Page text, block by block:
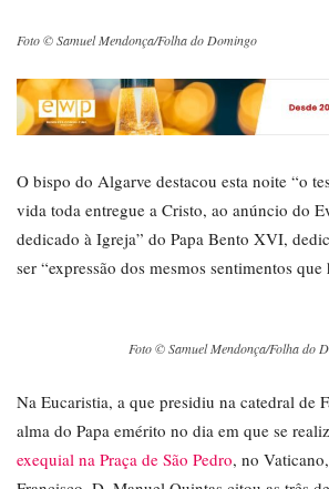
Foto © Samuel Mendonça/Folha do Domingo
O bispo do Algarve destacou esta noite “o
vida toda entregue a Cristo, ao anúncio do
dedicado à Igreja” do Papa Bento XVI,
ser “expressão dos mesmos sentimentos que
Foto © Samuel Mendonça/Folha do
Na Eucaristia, a que presidiu na catedral de
alma do Papa emérito no dia em que se
exequial na Praça de São Pedro, no